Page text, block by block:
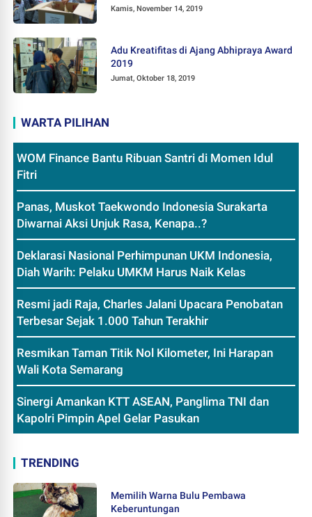
Kamis, November 14, 2019
Adu Kreatifitas di Ajang Abhipraya Award
2019
Jumat, Oktober 18, 2019
WARTA PILIHAN
WOM Finance Bantu Ribuan Santri di Momen Idul
Fitri
Panas, Muskot Taekwondo Indonesia Surakarta
Diwarnai Aksi Unjuk Rasa, Kenapa..?
Deklarasi Nasional Perhimpunan UKM Indonesia,
Diah Warih: Pelaku UMKM Harus Naik Kelas
Resmi jadi Raja, Charles Jalani Upacara Penobatan
Terbesar Sejak 1.000 Tahun Terakhir
Resmikan Taman Titik Nol Kilometer, Ini Harapan
Wali Kota Semarang
Sinergi Amankan KTT ASEAN, Panglima TNI dan
Kapolri Pimpin Apel Gelar Pasukan
TRENDING
Memilih Warna Bulu Pembawa
Keberuntungan